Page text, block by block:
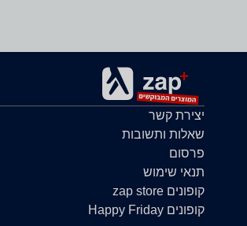
יצירת קשר
שאלות ותשובות
פרסום
תנאי שימוש
קופונים zap store
קופונים Happy Friday